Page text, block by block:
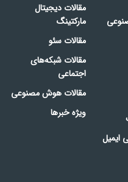
ایمیل
مقالات دیجیتال
مارکتینگ
مقالات سئو
مقالات شبکه‌های
اجتماعی
مقالات هوش مصنوعی
ویژه خبرها